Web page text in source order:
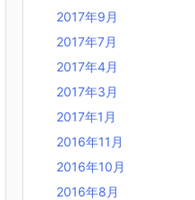
2017年9月
2017年7月
2017年4月
2017年3月
2017年1月
2016年11月
2016年10月
2016年8月